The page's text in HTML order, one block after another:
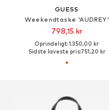
GUESS
Weekendtaske 'AUDREY'
798,15 kr
Oprindeligt: 1.350,00 kr
Sidste laveste pris:751,20 kr